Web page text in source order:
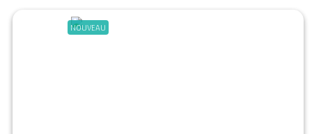
Stock en magasin
NOUVEAU